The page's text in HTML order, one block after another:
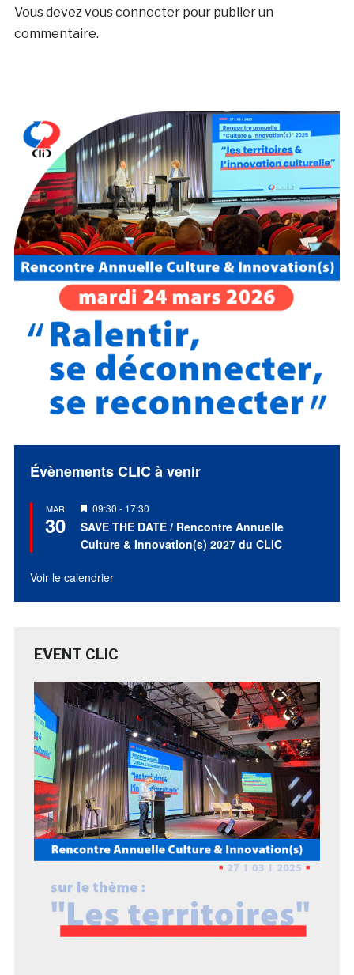
Vous devezvous connecterpour publier un
commentaire.
Évènements CLIC à venir
MAR
30
Mis
en
avant
09:30 - 17:30
SAVE THE DATE / Rencontre Annuelle
Culture & Innovation(s) 2027 du CLIC
Voir le calendrier
EVENT CLIC